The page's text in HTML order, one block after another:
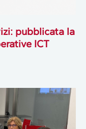
pubblicata la
ICT